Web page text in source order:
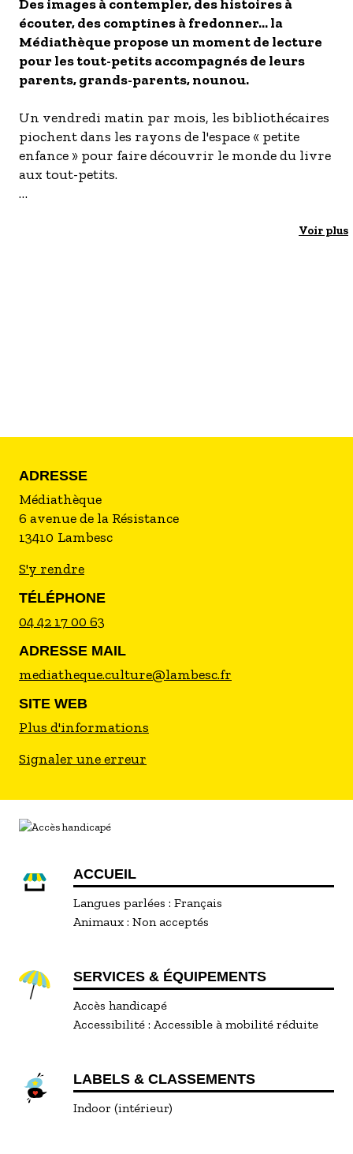
Des images à contempler, des histoires à
écouter, des comptines à fredonner... la
Médiathèque propose un moment de lecture
pour les tout-petits accompagnés de leurs
parents, grands-parents, nounou.
Un vendredi matin par mois, les bibliothécaires
piochent dans les rayons de l'espace « petite
enfance » pour faire découvrir le monde du livre
aux tout-petits.
Voir plus
ADRESSE
Médiathèque
6 avenue de la Résistance
13410 Lambesc
S'y rendre
TÉLÉPHONE
04 42 17 00 63
ADRESSE MAIL
mediatheque.culture@lambesc.fr
SITE WEB
Plus d'informations
Signaler une erreur
ACCUEIL
Langues parlées : Français
Animaux : Non acceptés
SERVICES & ÉQUIPEMENTS
Accès handicapé
Accessibilité : Accessible à mobilité réduite
LABELS & CLASSEMENTS
Indoor (intérieur)